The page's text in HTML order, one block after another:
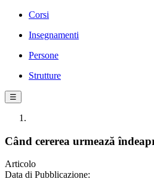
Corsi
Insegnamenti
Persone
Strutture
☰
Când cererea urmează
Articolo
Data di Pubblicazione: